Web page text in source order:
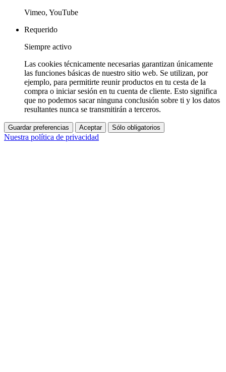
Vimeo, YouTube
Requerido
Siempre activo
Las cookies técnicamente necesarias garantizan únicamente
las funciones básicas de nuestro sitio web. Se utilizan, por
ejemplo, para permitirte reunir productos en tu cesta de la
compra o iniciar sesión en tu cuenta de cliente. Esto significa
que no podemos sacar ninguna conclusión sobre ti y los datos
resultantes nunca se transmitirán a terceros.
Guardar preferencias Aceptar Sólo obligatorios
Nuestra política de privacidad